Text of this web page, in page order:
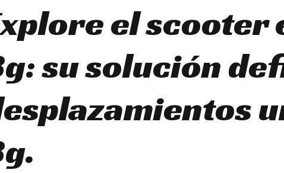
el
su solución